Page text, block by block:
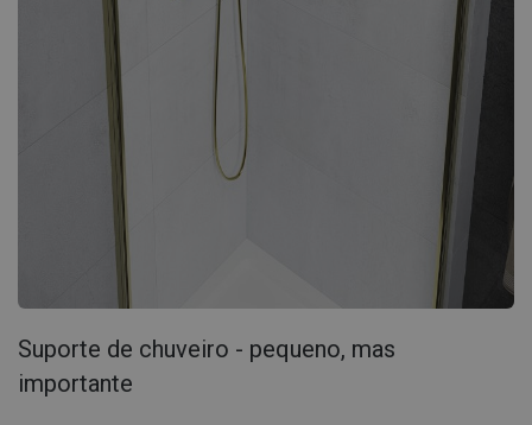
Suporte de chuveiro - pequeno, mas
importante